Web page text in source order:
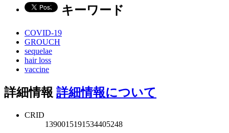
キーワード
COVID-19
GROUCH
sequelae
hair loss
vaccine
詳細情報 詳細情報について
CRID
1390015191534405248